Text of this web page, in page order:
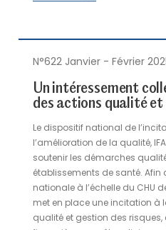
N°622 Janvier - Février
Un intéressement
des actions qualité et
Le dispositif national de
l’amélioration de la qualité,
soutenir les démarches
établissements de santé.
nationale à l’échelle du CHU
met en place une incitation à
qualité et gestion des